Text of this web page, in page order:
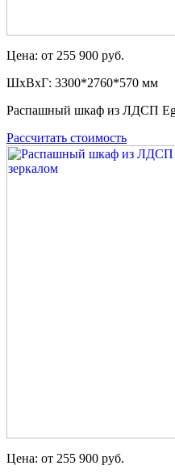
Цена: от 255 900 руб.
ШxВxГ: 3300*2760*570 мм
Распашный шкаф из ЛДСП
Рассчитать стоимость
Цена: от 255 900 руб.